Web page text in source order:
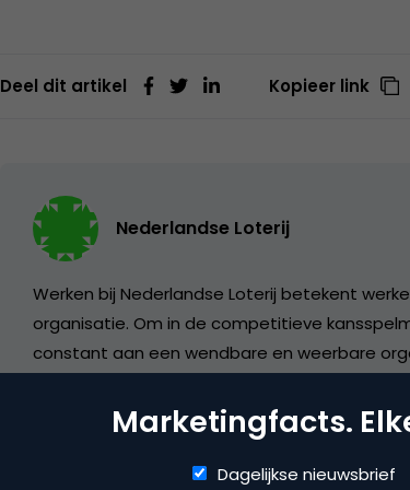
Deel dit artikel Kopieer link
Nederlandse Loterij
Werken bij Nederlandse Loterij betekent
organisatie. Om in de competitieve
constant aan een wendbare en weerbare
werken bij een maatschappelijk betrokken
gelukkig maken. Dit doen we door onze
samenleving via het ministerie van Financiën,
Marketingfacts.
Dagelijkse nieuwsbrief